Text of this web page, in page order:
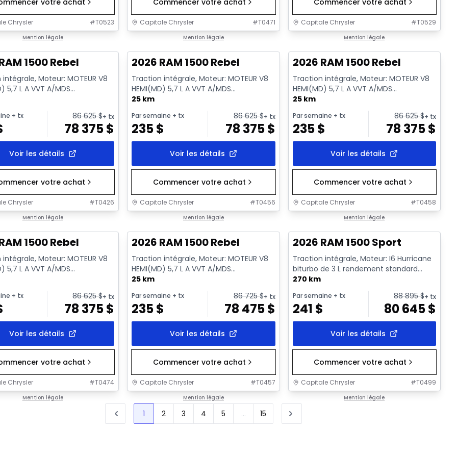
votre achat
Chrysler #T0523
Mention légale
Commencer votre achat
Capitale Chrysler #T0471
Mention légale
Commencer votre achat
Capitale Chrysler #T0529
Mention légale
1500 Rebel
Moteur: MOTEUR V8
5,7 L A VVT A/MDS
- 8 Cyl. - Essence
+ tx 86 625$+ tx
78 375$
Voir les détails
votre achat
Chrysler #T0426
Mention légale
2026 RAM 1500 Rebel
Traction intégrale, Moteur: MOTEUR V8
HEMI(MD) 5,7 L A VVT A/MDS
ECO/ETORQUE - 8 Cyl. - Essence
25 km
Par semaine + tx
235$
86 625$+ tx
78 375$
Voir les détails
Commencer votre achat
Capitale Chrysler #T0456
Mention légale
2026 RAM 1500 Rebel
Traction intégrale, Moteur: MOTEUR V8
HEMI(MD) 5,7 L A VVT A/MDS
ECO/ETORQUE - 8 Cyl. - Essence
25 km
Par semaine + tx
235$
86 625$+ tx
78 375$
Voir les détails
Commencer votre achat
Capitale Chrysler #T0458
Mention légale
1500 Rebel
Moteur: MOTEUR V8
5,7 L A VVT A/MDS
- 8 Cyl. - Essence
+ tx 86 625$+ tx
78 375$
Voir les détails
votre achat
Chrysler #T0474
Mention légale
2026 RAM 1500 Rebel
Traction intégrale, Moteur: MOTEUR V8
HEMI(MD) 5,7 L A VVT A/MDS
ECO/ETORQUE - 8 Cyl. - Essence
25 km
Par semaine + tx
235$
86 725$+ tx
78 475$
Voir les détails
Commencer votre achat
Capitale Chrysler #T0457
Mention légale
2026 RAM 1500 Sport
Traction intégrale, Moteur: I6 Hurricane
biturbo de 3 L rendement standard
avec arrêt au ralenti - 6...
270 km
Par semaine + tx
241 $
88 895$+ tx
80 645$
Voir les détails
Commencer votre achat
Capitale Chrysler #T0499
Mention légale
1 2 3 4 5 ... 15